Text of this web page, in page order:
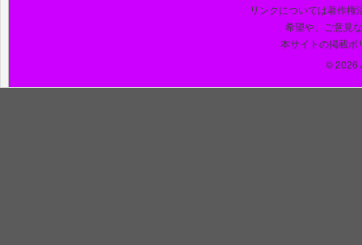
リンクについては著作権
希望や、ご意見
本サイトの掲載ポ
© 2026